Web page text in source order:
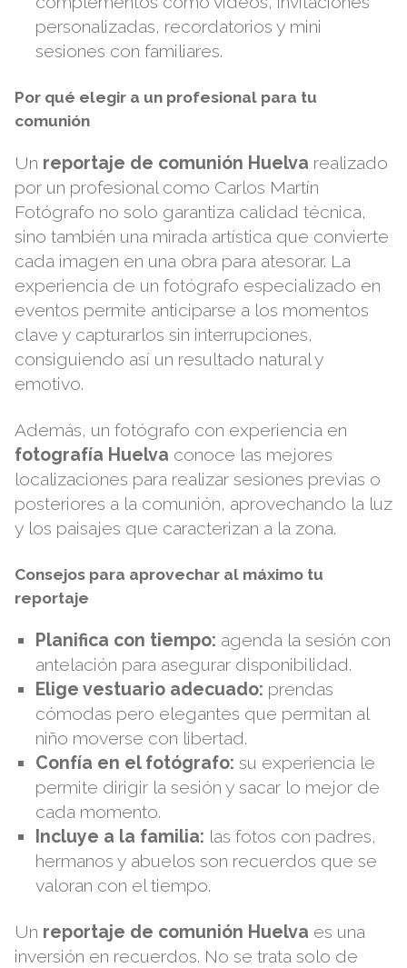
personalizadas, recordatorios y mini
sesiones con familiares.
Por qué elegir a un profesional para tu
comunión
Un reportaje de comunión Huelva realizado
por un profesional como Carlos Martín
Fotógrafo no solo garantiza calidad técnica,
sino también una mirada artística que convierte
cada imagen en una obra para atesorar. La
experiencia de un fotógrafo especializado en
eventos permite anticiparse a los momentos
clave y capturarlos sin interrupciones,
consiguiendo así un resultado natural y
emotivo.
Además, un fotógrafo con experiencia en
fotografía Huelva conoce las mejores
localizaciones para realizar sesiones previas o
posteriores a la comunión, aprovechando la luz
y los paisajes que caracterizan a la zona.
Consejos para aprovechar al máximo tu
reportaje
Planifica con tiempo: agenda la sesión con
antelación para asegurar disponibilidad.
Elige vestuario adecuado: prendas
cómodas pero elegantes que permitan al
niño moverse con libertad.
Confía en el fotógrafo: su experiencia le
permite dirigir la sesión y sacar lo mejor de
cada momento.
Incluye a la familia: las fotos con padres,
hermanos y abuelos son recuerdos que se
valoran con el tiempo.
Un reportaje de comunión Huelva es una
inversión en recuerdos. No se trata solo de